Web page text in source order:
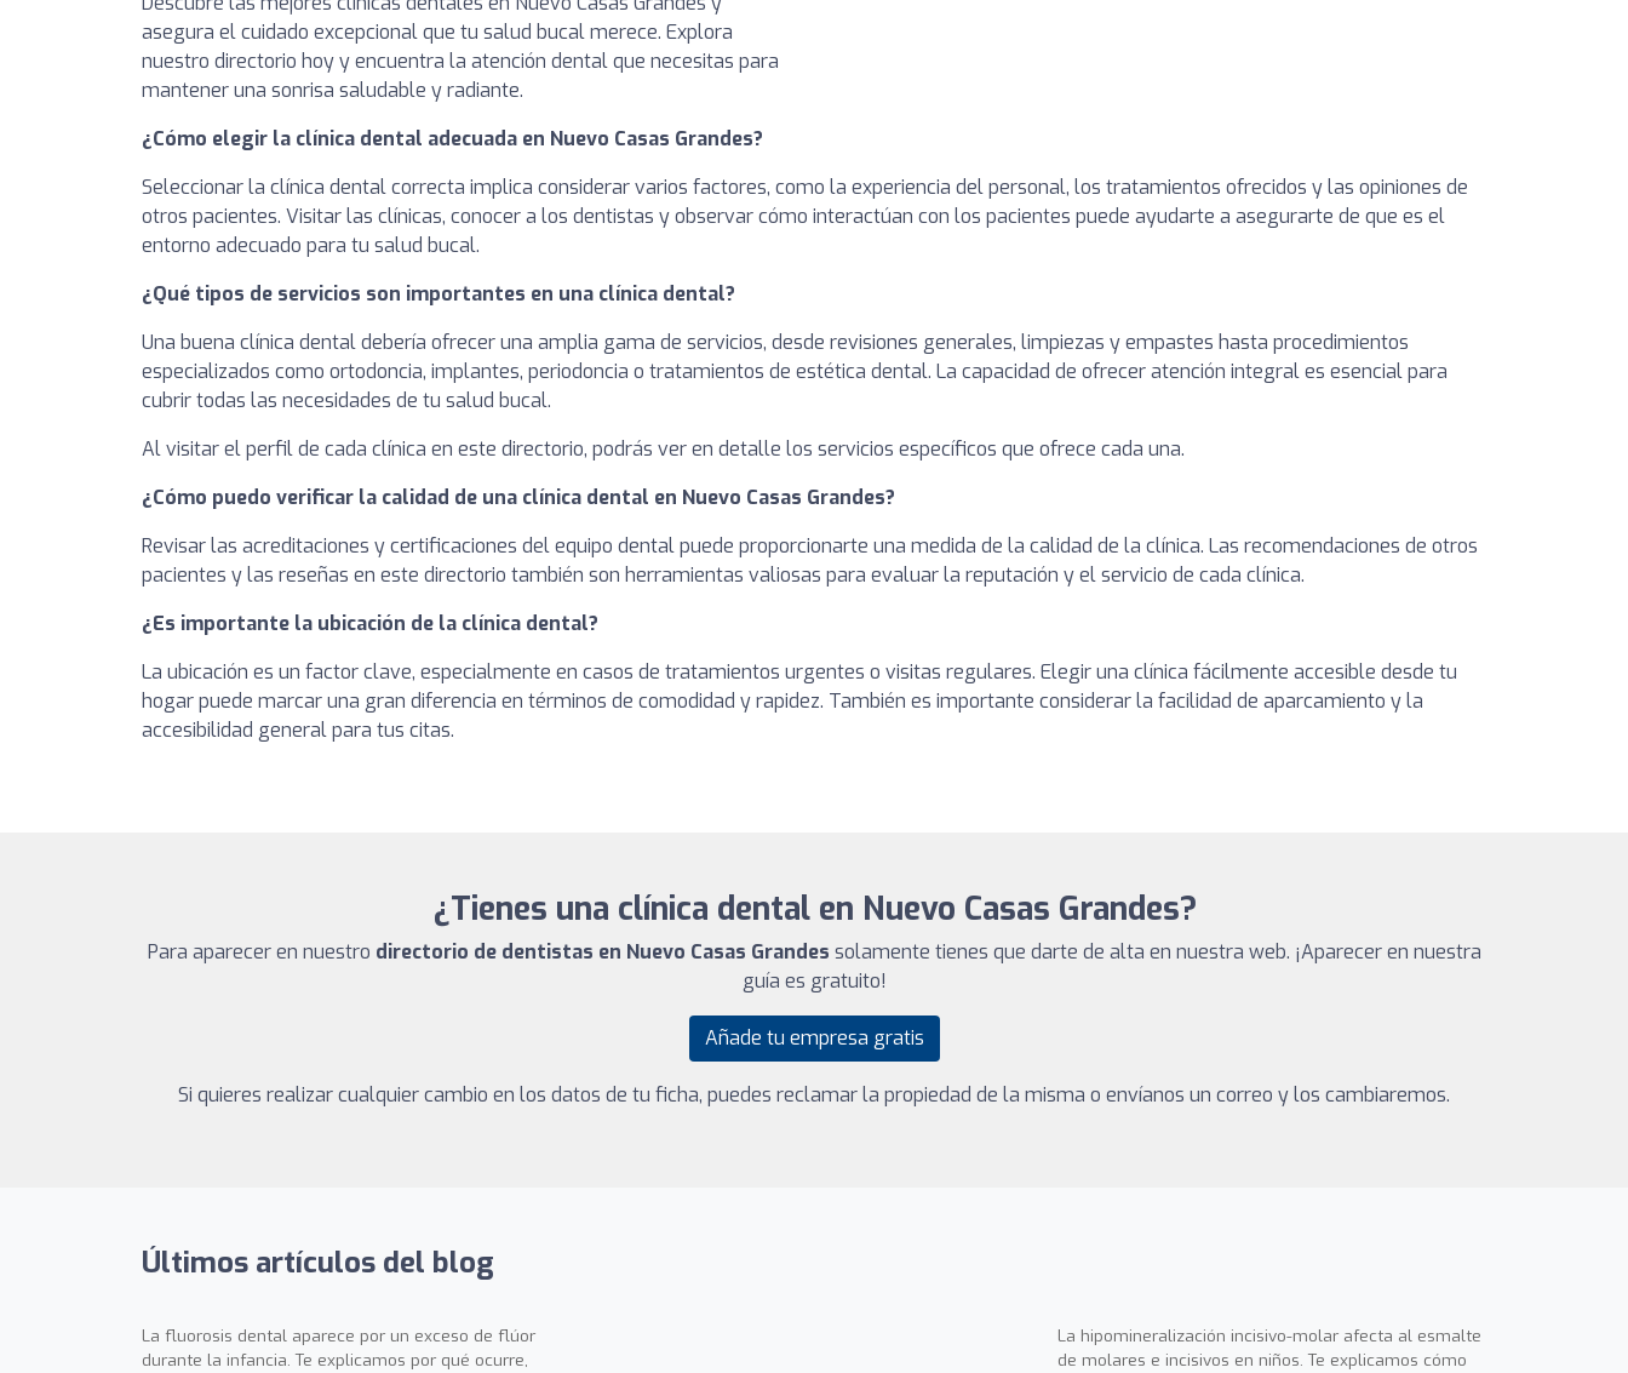
asegura el cuidado excepcional que tu salud bucal merece. Explora
nuestro directorio hoy y encuentra la atención dental que necesitas para
mantener una sonrisa saludable y radiante.
¿Cómo elegir la clínica dental adecuada en Nuevo Casas Grandes?
Seleccionar la clínica dental correcta implica considerar varios factores, como la experiencia del personal, los tratamientos ofrecidos y las opiniones de
otros pacientes. Visitar las clínicas, conocer a los dentistas y observar cómo interactúan con los pacientes puede ayudarte a asegurarte de que es el
entorno adecuado para tu salud bucal.
¿Qué tipos de servicios son importantes en una clínica dental?
Una buena clínica dental debería ofrecer una amplia gama de servicios, desde revisiones generales, limpiezas y empastes hasta procedimientos
especializados como ortodoncia, implantes, periodoncia o tratamientos de estética dental. La capacidad de ofrecer atención integral es esencial para
cubrir todas las necesidades de tu salud bucal.
Al visitar el perfil de cada clínica en este directorio, podrás ver en detalle los servicios específicos que ofrece cada una.
¿Cómo puedo verificar la calidad de una clínica dental en Nuevo Casas Grandes?
Revisar las acreditaciones y certificaciones del equipo dental puede proporcionarte una medida de la calidad de la clínica. Las recomendaciones de otros
pacientes y las reseñas en este directorio también son herramientas valiosas para evaluar la reputación y el servicio de cada clínica.
¿Es importante la ubicación de la clínica dental?
La ubicación es un factor clave, especialmente en casos de tratamientos urgentes o visitas regulares. Elegir una clínica fácilmente accesible desde tu
hogar puede marcar una gran diferencia en términos de comodidad y rapidez. También es importante considerar la facilidad de aparcamiento y la
accesibilidad general para tus citas.
¿Tienes una clínica dental en Nuevo Casas Grandes?
Para aparecer en nuestro directorio de dentistas en Nuevo Casas Grandes solamente tienes que darte de alta en nuestra web. ¡Aparecer en nuestra
guía es gratuito!
Añade tu empresa gratis
Si quieres realizar cualquier cambio en los datos de tu ficha, puedes reclamar la propiedad de la misma o envíanos un correo y los cambiaremos.
Últimos artículos del blog
La fluorosis dental aparece por un exceso de flúor
durante la infancia. Te explicamos por qué ocurre,
La hipomineralización incisivo-molar afecta al esmalte
de molares e incisivos en niños. Te explicamos cómo